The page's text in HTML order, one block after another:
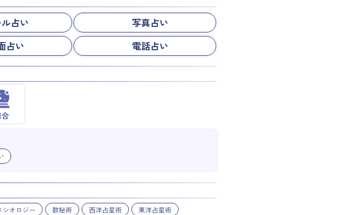
占い
写真占い
占い 電話占い
シオロジー 数秘術 西洋占星術
東洋占星術